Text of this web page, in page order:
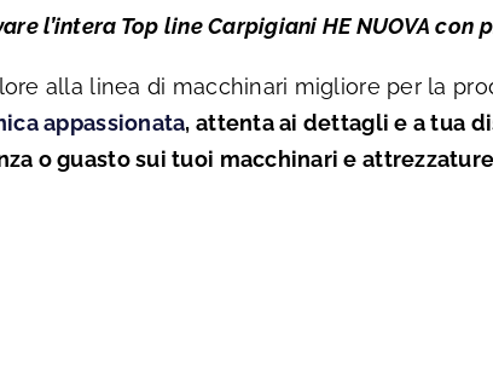
l’intera Top line Carpigiani HE NUOVA con
alla linea di macchinari migliore per la
appassionata, attenta ai dettagli e a tua
o guasto sui tuoi macchinari e